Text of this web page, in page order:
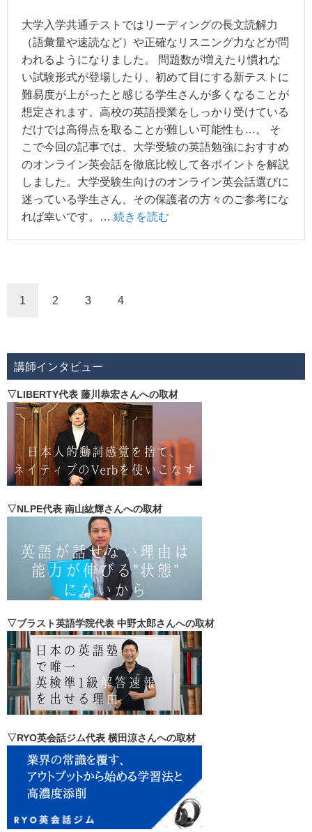
大学入学共通テストではリーディングの長文読解力
（語彙量や速読など）や正確なリスニング力などが問
われるようになりました。 問題数が増えたり慣れな
い試験形式が登場したり、初めて目にする新テストに
難易度が上がったと感じる学生さんが多くなることが
想定されます。高校の英語授業をしっかり受けている
だけでは高得点を取ることが難しい可能性も…。 そ
こで今回の記事では、大学受験の英語勉強におすすめ
のオンライン英会話を徹底比較して各ポイントを解説
しました。大学受験生向けのオンライン英会話選びに
迷っている学生さん、その保護者の方々のご参考にな
れば幸いです。… 続きを読む
1 2 3 4
講師インタビュー
▽LIBERTY代表 藤川恭宏さんへの取材
▽NLPE代表 南山紘輝さんへの取材
▽ブラスト英語学院代表 中野太郎さんへの取材
▽RYO英会話ジム代表 横田涼さんへの取材